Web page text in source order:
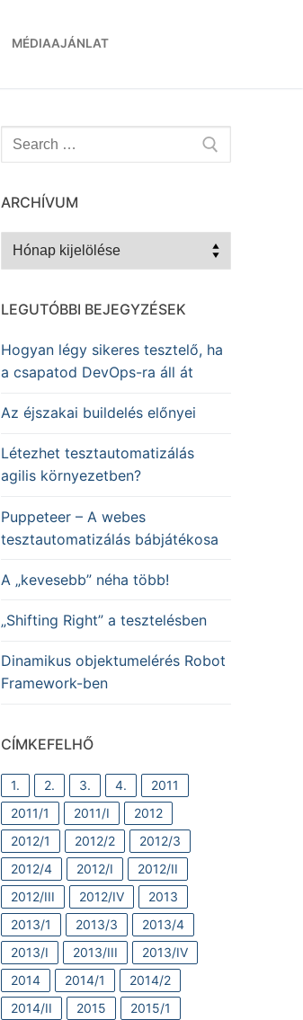
MÉDIAAJÁNLAT
Keresése:
ARCHÍVUM
Archívum
LEGUTÓBBI BEJEGYZÉSEK
Hogyan légy sikeres tesztelő, ha
a csapatod DevOps-ra áll át
Az éjszakai buildelés előnyei
Létezhet tesztautomatizálás
agilis környezetben?
Puppeteer – A webes
tesztautomatizálás bábjátékosa
A „kevesebb” néha több!
„Shifting Right” a tesztelésben
Dinamikus objektumelérés Robot
Framework-ben
CÍMKEFELHŐ
1. 2. 3. 4.
2011
2011/1
2011/I
2012
2012/1
2012/2
2012/3
2012/4
2012/I
2012/II
2012/III
2012/IV
2013
2013/1
2013/3
2013/4
2013/I
2013/III
2013/IV
2014
2014/1
2014/2
2014/II
2015
2015/1